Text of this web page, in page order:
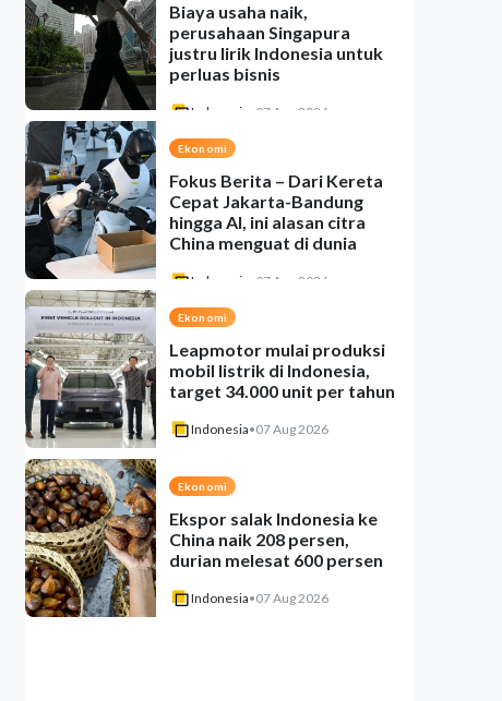
Biaya usaha naik,
perusahaan Singapura
justru lirik Indonesia untuk
perluas bisnis
Indonesia 07 Aug 2026
Ekonomi
Fokus Berita – Dari Kereta
Cepat Jakarta-Bandung
hingga AI, ini alasan citra
China menguat di dunia
Indonesia 07 Aug 2026
Ekonomi
Leapmotor mulai produksi
mobil listrik di Indonesia,
target 34.000 unit per tahun
Indonesia•07 Aug 2026
Ekonomi
Ekspor salak Indonesia ke
China naik 208 persen,
durian melesat 600 persen
Indonesia•07 Aug 2026